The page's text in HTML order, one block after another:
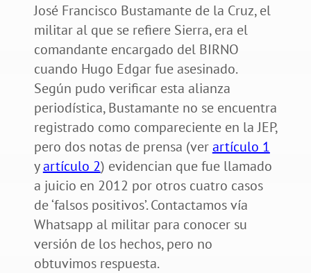
José Francisco Bustamante de la Cruz, el
militar al que se refiere Sierra, era el
comandante encargado del BIRNO
cuando Hugo Edgar fue asesinado.
Según pudo verificar esta alianza
periodística, Bustamante no se encuentra
registrado como compareciente en la JEP,
pero dos notas de prensa (verartículo 1
yartículo 2) evidencian que fue llamado
a juicio en 2012 por otros cuatro casos
de ‘falsos positivos’. Contactamos vía
Whatsapp al militar para conocer su
versión de los hechos, pero no
obtuvimos respuesta.